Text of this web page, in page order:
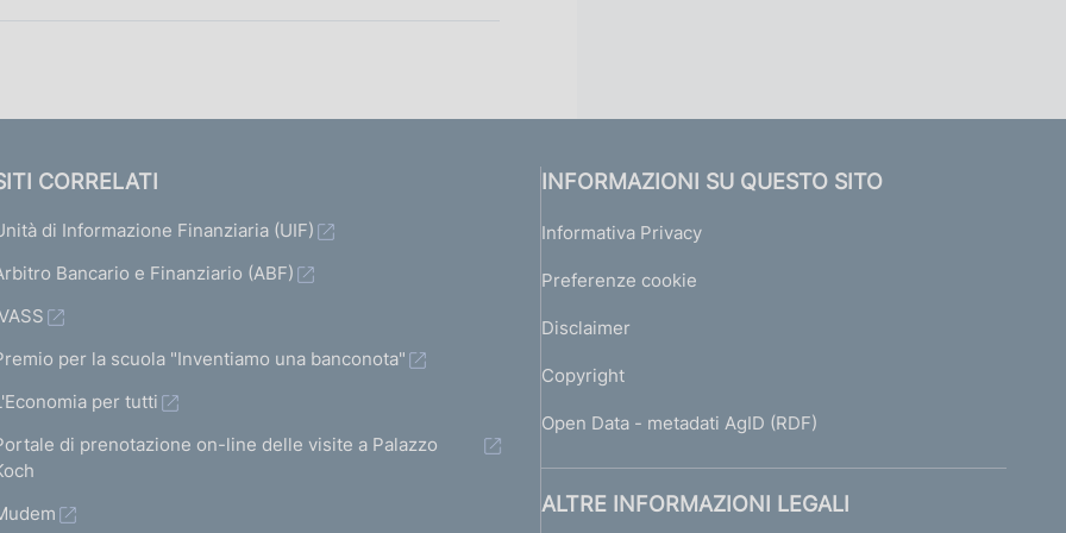
CORRELATI
di Informazione Finanziaria (UIF)
Bancario e Finanziario (ABF)
per la scuola "Inventiamo una banconota"
per tutti
di prenotazione on-line delle visite a Palazzo
INFORMAZIONI SU QUESTO SITO
Informativa Privacy
Preferenze cookie
Disclaimer
Copyright
Open Data - metadati AgID (RDF)
ALTRE INFORMAZIONI LEGALI